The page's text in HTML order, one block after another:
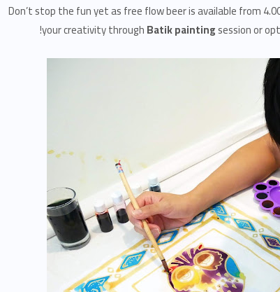
Don’t stop the fun yet as free flow beer is available from
your creativity throughBatik paintingsession or